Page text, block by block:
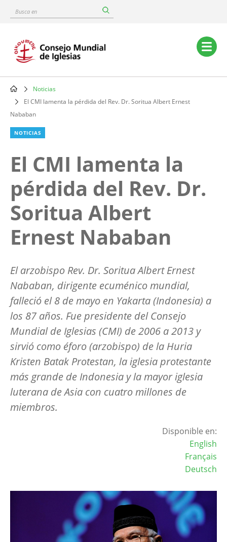
content
Busca
Main
navigation
Breadcrumb
Noticias
El CMI lamenta la pérdida del Rev. Dr. Soritua Albert Ernest
Nababan
NOTICIAS
El CMI lamenta la
pérdida del Rev. Dr.
Soritua Albert
Ernest Nababan
El arzobispo Rev. Dr. Soritua Albert Ernest
Nababan, dirigente ecuménico mundial,
falleció el 8 de mayo en Yakarta (Indonesia) a
los 87 años. Fue presidente del Consejo
Mundial de Iglesias (CMI) de 2006 a 2013 y
sirvió como éforo (arzobispo) de la Huria
Kristen Batak Protestan, la iglesia protestante
más grande de Indonesia y la mayor iglesia
luterana de Asia con cuatro millones de
miembros.
Disponible en:
English
Français
Deutsch